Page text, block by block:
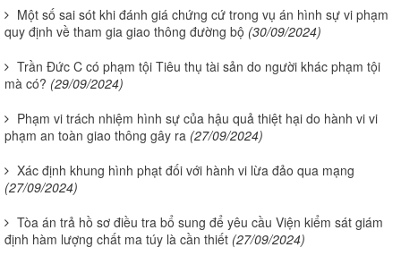
Một số sai sót khi đánh giá chứng cứ trong vụ án hình sự vi phạm
quy định về tham gia giao thông đường bộ (30/09/2024)
Trần Đức C có phạm tội Tiêu thụ tài sản do người khác phạm tội
mà có? (29/09/2024)
Phạm vi trách nhiệm hình sự của hậu quả thiệt hại do hành vi vi
phạm an toàn giao thông gây ra (27/09/2024)
Xác định khung hình phạt đối với hành vi lừa đảo qua mạng
(27/09/2024)
Tòa án trả hồ sơ điều tra bổ sung để yêu cầu Viện kiểm sát giám
định hàm lượng chất ma túy là cần thiết (27/09/2024)